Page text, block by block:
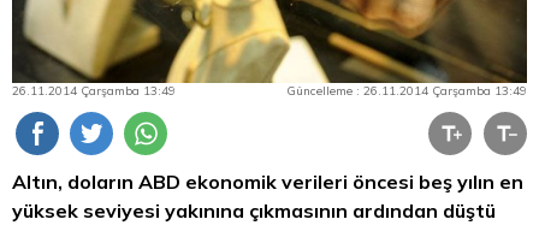
26.11.2014 Çarşamba 13:49 Güncelleme : 26.11.2014 Çarşamba 13:49
Altın, doların ABD ekonomik verileri öncesi beş yılın en
yüksek seviyesi yakınına çıkmasının ardından düştü